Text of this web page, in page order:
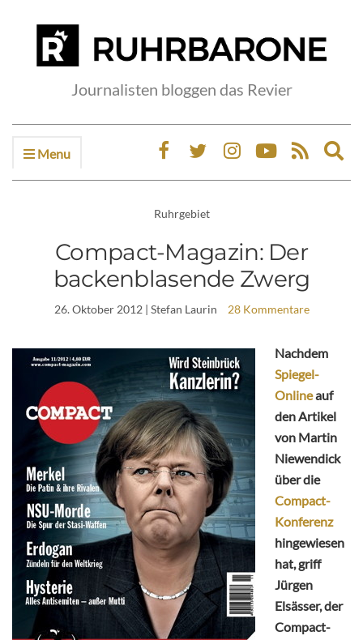
Journalisten bloggen das Revier
Menu
Ruhrgebiet
Compact-Magazin: Der
backenblasende Zwerg
26. Oktober 2012| Stefan Laurin 28 Kommentare
Nachdem
Spiegel-
Onlineauf
den Artikel
von Martin
Niewendick
über die
Compact-
Konferenz
hingewiesen
hat, griff
Jürgen
Elsässer, der
Compact-